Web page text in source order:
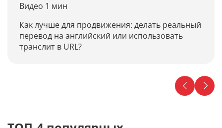
Видео 1 мин
Как лучше для продвижения: делать реальный
перевод на английский или использовать
транслит в URL?